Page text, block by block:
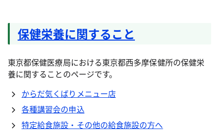
保健栄養に関すること
東京都保健医療局における東京都西多摩保健所の保健栄
養に関することのページです。
からだ気くばりメニュー店
各種講習会の申込
特定給食施設・その他の給食施設の方へ